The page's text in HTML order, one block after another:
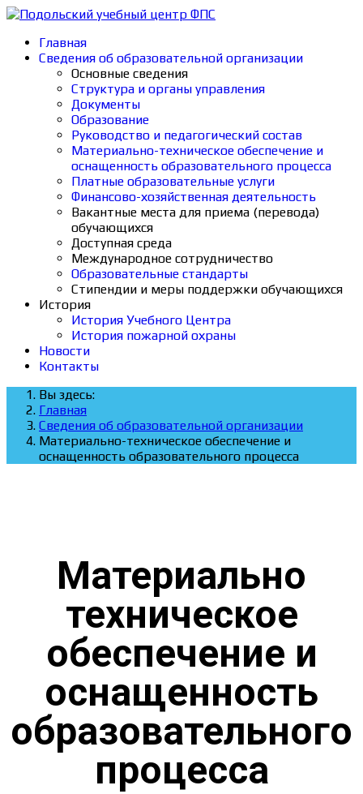
Главная
Сведения об образовательной организации
Основные сведения
Структура и органы управления
Документы
Образование
Руководство и педагогический состав
Материально-техническое обеспечение и
оснащенность образовательного процесса
Платные образовательные услуги
Финансово-хозяйственная деятельность
Вакантные места для приема (перевода)
обучающихся
Доступная среда
Международное сотрудничество
Образовательные стандарты
Стипендии и меры поддержки обучающихся
История
История Учебного Центра
История пожарной охраны
Новости
Контакты
Вы здесь:
Главная
Сведения об образовательной организации
Материально-техническое обеспечение и
оснащенность образовательного процесса
Материально
техническое
обеспечение и
оснащенность
образовательного
процесса